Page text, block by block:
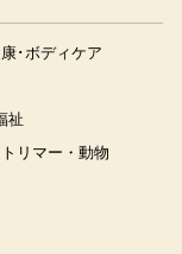
･ボディケア
祉
リマー・動物